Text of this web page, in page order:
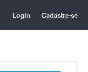
Login Cadastre-se